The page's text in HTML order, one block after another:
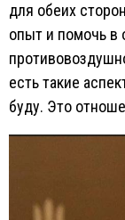
для обеих
опыт и помочь в
есть такие
буду. Это